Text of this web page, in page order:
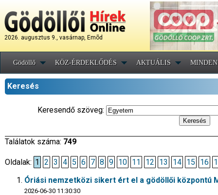
2026. augusztus 9., vasárnap, Emõd
Gödöllő KÖZ-ÉRDEKLŐDÉS AKTUÁLIS
Keresés
Keresendő szöveg:
Találatok száma: 749
Oldalak: 1 2 3 4 5 6 7 8 9 10 11 12 13 14 15 16
Óriási nemzetközi sikert ért el a gödöllői központú
2026-06-30 11:30:30